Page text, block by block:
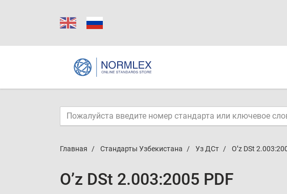
Главная Стандарты Узбекистана Уз ДСт O’z DSt
O’z DSt 2.003:2005 PDF